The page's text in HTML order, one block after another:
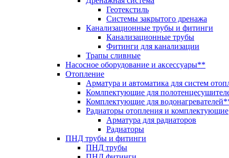
Геотекстиль
Системы закрытого дренажа
Канализационные трубы и фитинги
Канализационные трубы
Фитинги для канализации
Трапы сливные
Насосное оборудование и аксессуары**
Отопление
Арматура и автоматика для систем
Комлпектующие для
Комплектующие для
Радиаторы отопления и комплектующие
Арматура для радиаторов
Радиаторы
ПНД трубы и фитинги
ПНД трубы